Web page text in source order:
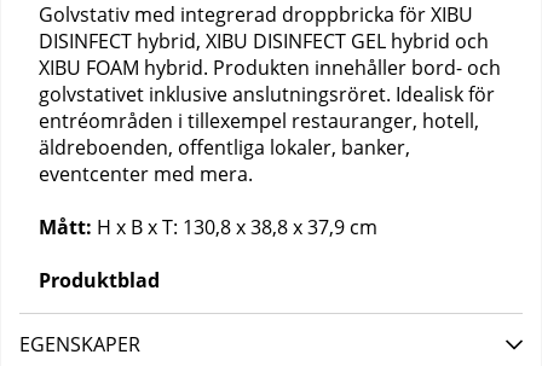
Golvstativ med integrerad droppbricka för XIBU
DISINFECT hybrid, XIBU DISINFECT GEL hybrid och
XIBU FOAM hybrid. Produkten innehåller bord- och
golvstativet inklusive anslutningsröret. Idealisk för
entréområden i tillexempel restauranger, hotell,
äldreboenden, offentliga lokaler, banker,
eventcenter med mera.
Mått: H x B x T: 130,8 x 38,8 x 37,9 cm
Produktblad
EGENSKAPER